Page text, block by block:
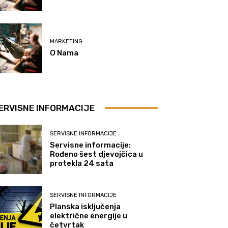
MARKETING
O Nama
INFORMACIJE
SERVISNE INFORMACIJE
Servisne informacije:
Rođeno šest djevojčica u
protekla 24 sata
SERVISNE INFORMACIJE
Planska isključenja
električne energije u
četvrtak